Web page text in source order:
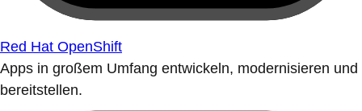
Red Hat OpenShift
Apps in großem Umfang entwickeln, modernisieren und
bereitstellen.